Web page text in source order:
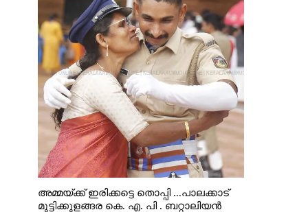
അമ്മയ്ക്ക് ഇരിക്കട്ടെ തൊപ്പി ...പാലക്കാട്
മുട്ടിക്കുളങ്ങര കെ. എ. പി . ബറ്റാലിയൻ